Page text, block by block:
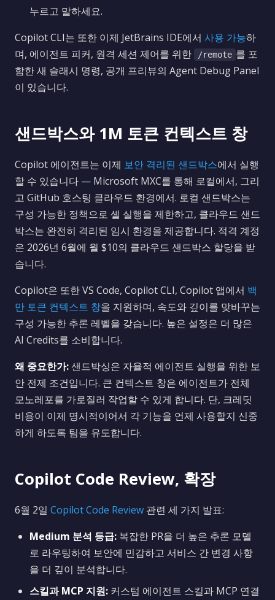
누르고 말하세요.
Copilot CLI는 또한 이제 JetBrains IDE에서 사용 가능하
며, 에이전트 피커, 원격 세션 제어를 위한
/remote 를 포
함한 새 슬래시 명령, 공개 프리뷰의 Agent Debug Panel
이 있습니다.
샌드박스와 1M 토큰 컨텍스트 창
Copilot 에이전트는 이제 보안 격리된 샌드박스에서 실행
할 수 있습니다 — Microsoft MXC를 통해 로컬에서, 그리
고 GitHub 호스팅 클라우드 환경에서. 로컬 샌드박스는
구성 가능한 정책으로 셸 실행을 제한하고, 클라우드 샌드
박스는 완전히 격리된 임시 환경을 제공합니다. 적격 계정
은 2026년 6월에 월 $10의 클라우드 샌드박스 할당을 받
습니다.
Copilot은 또한 VS Code, Copilot CLI, Copilot 앱에서 백
만 토큰 컨텍스트 창을 지원하며, 속도와 깊이를 맞바꾸는
구성 가능한 추론 레벨을 갖습니다. 높은 설정은 더 많은
AI Credits를 소비합니다.
왜 중요한가:샌드박싱은 자율적 에이전트 실행을 위한 보
안 전제 조건입니다. 큰 컨텍스트 창은 에이전트가 전체
모노레포를 가로질러 작업할 수 있게 합니다. 단, 크레딧
비용이 이제 명시적이어서 각 기능을 언제 사용할지 신중
하게 하도록 팀을 유도합니다.
Copilot Code Review, 확장
6월 2일 Copilot Code Review 관련 세 가지 발표:
Medium 분석 등급: 복잡한 PR을 더 높은 추론 모델
로 라우팅하여 보안에 민감하고 서비스 간 변경 사항
을 더 깊이 분석합니다.
스킬과 MCP 지원: 커스텀 에이전트 스킬과 MCP 연결